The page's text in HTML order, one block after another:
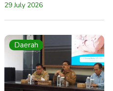
29 July 2026
Daerah